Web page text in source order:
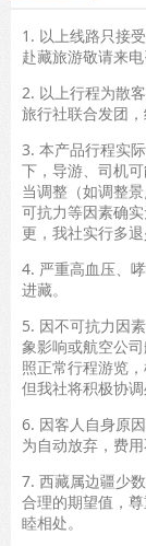
1. 以上线路只接
赴藏旅游敬请来
2. 以上行程为散
旅行社联合发团，
3. 本产品行程实
下，导游、司机
当调整（如调整
可抗力等因素确
更，我社实行多退
4. 严重高血压、
进藏。
5. 因不可抗力因
象影响或航空公
照正常行程游览
但我社将积极协调
6. 因客人自身原
为自动放弃，费用
7. 西藏属边疆少
合理的期望值，
睦相处。